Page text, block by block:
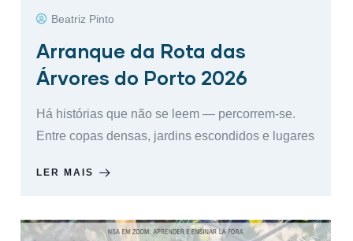
Beatriz Pinto
Arranque da Rota das
Árvores do Porto 2026
Há histórias que não se leem — percorrem-se.
Entre copas densas, jardins escondidos e lugares
LER MAIS